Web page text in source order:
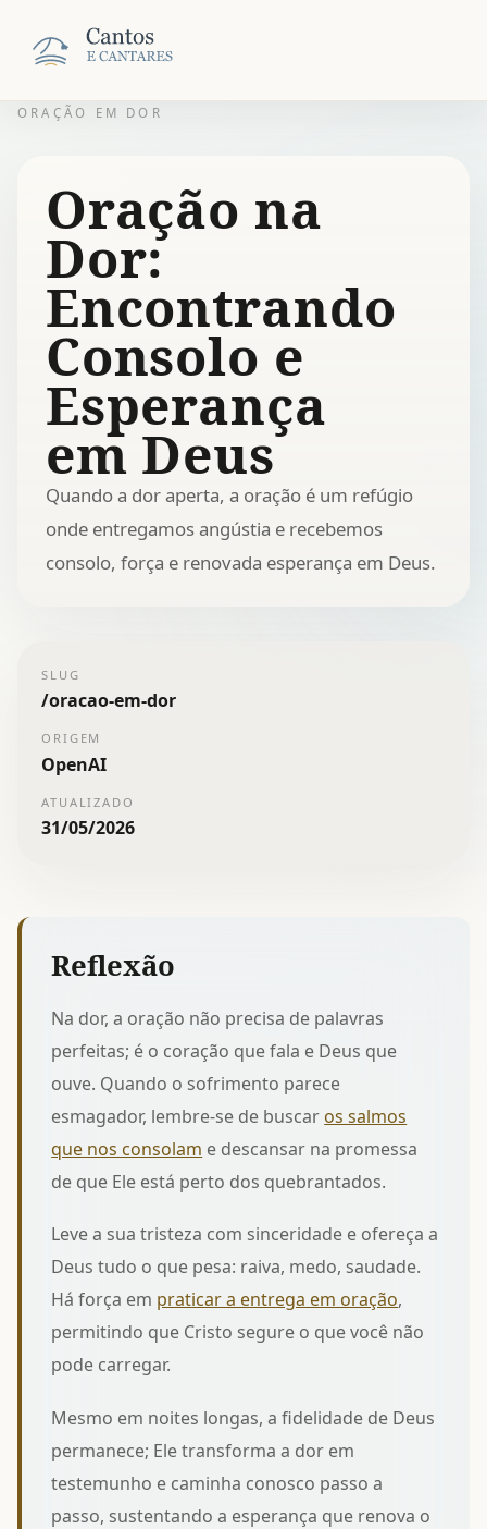
ORAÇÃO EM DOR
Oração na
Dor:
Encontrando
Consolo e
Esperança
em Deus
Quando a dor aperta, a oração é um refúgio
onde entregamos angústia e recebemos
consolo, força e renovada esperança em Deus.
SLUG
/oracao-em-dor
ORIGEM
OpenAI
ATUALIZADO
31/05/2026
Reflexão
Na dor, a oração não precisa de palavras
perfeitas; é o coração que fala e Deus que
ouve. Quando o sofrimento parece
esmagador, lembre-se de buscar os salmos
que nos consolam e descansar na promessa
de que Ele está perto dos quebrantados.
Leve a sua tristeza com sinceridade e ofereça a
Deus tudo o que pesa: raiva, medo, saudade.
Há força em praticar a entrega em oração,
permitindo que Cristo segure o que você não
pode carregar.
Mesmo em noites longas, a fidelidade de Deus
permanece; Ele transforma a dor em
testemunho e caminha conosco passo a
passo, sustentando a esperança que renova o